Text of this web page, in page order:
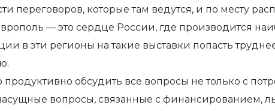
переговоров, которые там ведутся, и по месту
— это сердце России, где производится
в эти регионы на такие выставки попасть
обсудить все вопросы не только с
вопросы, связанные с